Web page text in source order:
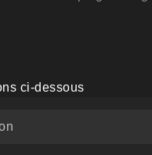
ci-dessous